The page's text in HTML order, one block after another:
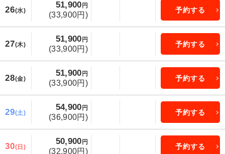
26(水)
51,900 円
(33,900円)
予約する
27(木)
51,900 円
(33,900円)
予約する
28(金)
51,900 円
(33,900円)
予約する
29(土)
54,900 円
(36,900円)
予約する
30(日)
50,900 円
(32,900円)
予約する